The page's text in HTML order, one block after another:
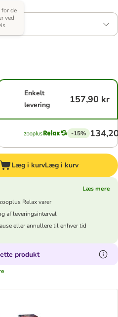
for de
ved
Enkelt
levering
157,90 kr
-15%
Læg i kurvLæg i kurv
Læs mere
Relax varer
af leveringsinterval
eller annullere til enhver tid
produkt